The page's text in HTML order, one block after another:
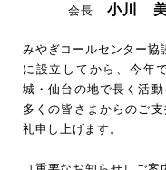
会長
小川
みやぎコールセンター協
に設立してから、今年
城・仙台の地で長く活動
多くの皆さまからのご
礼申し上げます。